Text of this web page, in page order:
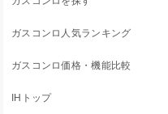
ガスコンロ人気ランキング
ガスコンロ価格・機能比較
IHトップ